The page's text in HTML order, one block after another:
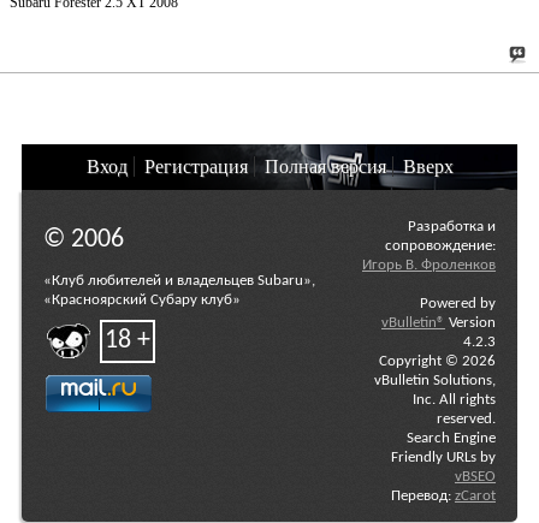
Вход Регистрация Полная версия Вверх
© 2006
«Клуб любителей и владельцев Subaru»,
«Красноярский Субару клуб»
18 +
Разработка и
сопровождение:
Игорь В. Фроленков
Powered by
vBulletin® Version
4.2.3
Copyright © 2026
vBulletin Solutions,
Inc. All rights
reserved.
Search Engine
Friendly URLs by
vBSEO
Перевод: zCarot